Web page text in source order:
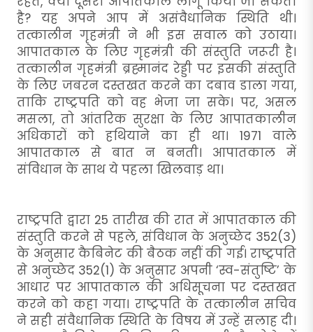
है? यह अपने आप में असंवैधानिक स्थिति थी।
तत्कालीन गृहमंत्री ने भी इस सवाल को उठाया।
आपातकाल के लिए गृहमंत्री की संस्तुति जरूरी है।
तत्कालीन गृहमंत्री ब्रह्मानंद रेड्डी पर इसकी संस्तुति
के लिए जबरन दस्तखत करने का दबाव डाला गया,
ताकि राष्ट्रपति को वह भेजा जा सके। पर, असल
मसला, तो आंतरिक सुरक्षा के लिए आपातकालीन
अधिकारों को हथियाने का ही था। 1971 वाले
आपातकाल से बात न बनती। आपातकाल में
संविधान के साथ ये पहला खिलवाड़ था।
राष्ट्रपति द्वारा 25 तारीख की रात में आपातकाल की
संस्तुति करने से पहले, संविधान के अनुच्छेद 352(3)
के अनुसार कैबिनेट की बैठक नहीं की गई। राष्ट्रपति
से अनुच्छेद 352(1) के अनुसार अपनी ‘स्व-संतुष्टि’ के
आधार पर आपातकाल की अधिसूचना पर दस्तखत
करने को कहा गया। राष्ट्रपति के तत्कालीन सचिव
ने सही संवैधानिक स्थिति के विषय में उन्हें सलाह दी।